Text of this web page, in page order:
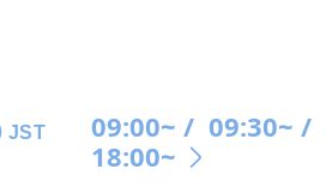
JST
09:00~ / 09:30~ /
18:00~